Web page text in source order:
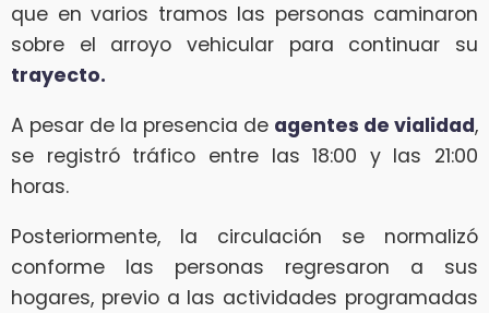
que en varios tramos las personas caminaron
sobre el arroyo vehicular para continuar su
trayecto.
A pesar de la presencia de agentes de vialidad,
se registró tráfico entre las 18:00 y las 21:00
horas.
Posteriormente, la circulación se normalizó
conforme las personas regresaron a sus
hogares, previo a las actividades programadas